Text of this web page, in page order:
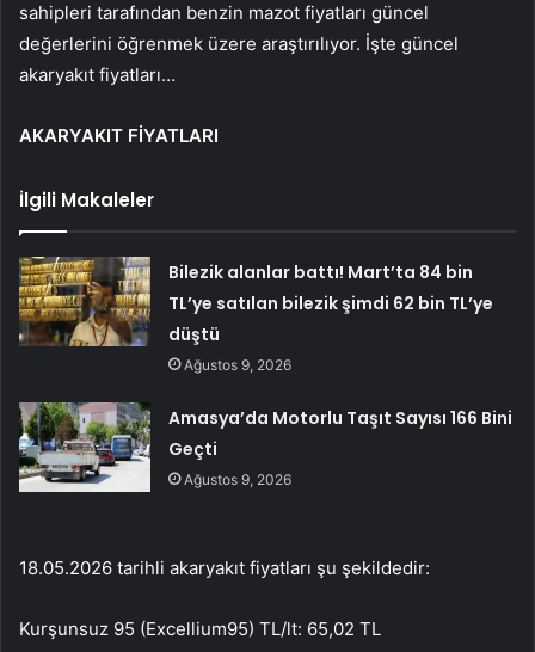
sahipleri tarafından benzin mazot fiyatları güncel
değerlerini öğrenmek üzere araştırılıyor. İşte güncel
akaryakıt fiyatları…
AKARYAKIT FİYATLARI
İlgili Makaleler
Bilezik alanlar battı! Mart’ta 84 bin
TL’ye satılan bilezik şimdi 62 bin TL’ye
düştü
Ağustos 9, 2026
Amasya’da Motorlu Taşıt Sayısı 166 Bini
Geçti
Ağustos 9, 2026
18.05.2026 tarihli akaryakıt fiyatları şu şekildedir:
Kurşunsuz 95 (Excellium95) TL/lt: 65,02 TL